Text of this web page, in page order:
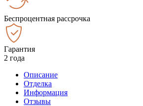
Беспроцентная рассрочка
Гарантия
2 года
Описание
Отделка
Информация
Отзывы